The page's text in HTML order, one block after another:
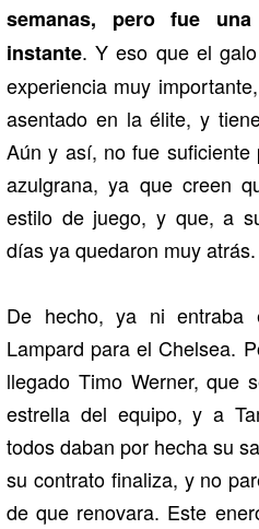
semanas, pero fue
instante. Y eso que el
experiencia muy
asentado en la élite, y
Aún y así, no fue
azulgrana, ya que creen
estilo de juego, y que, a
días ya quedaron muy atrás.
De hecho, ya ni entraba
Lampard para el Chelsea.
llegado Timo Werner, que
estrella del equipo, y a
todos daban por hecha su
su contrato finaliza, y no
de que renovara. Este